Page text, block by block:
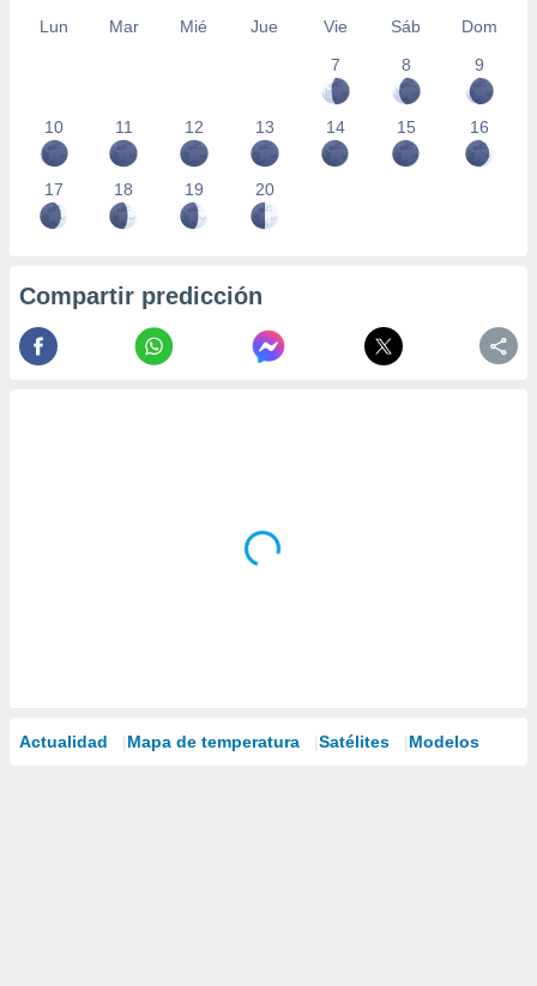
Lun Mar Mié Jue Vie Sáb
Dom
7
8 9
10 11 12 13 14 15 16
17 18 19 20
Compartir predicción
Actualidad Mapa de temperatura Satélites Modelos